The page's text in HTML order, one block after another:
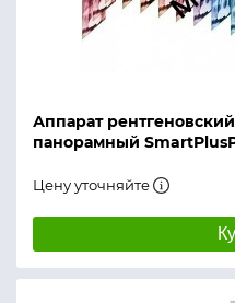
Аппарат
панорамный
Цену уточняйте